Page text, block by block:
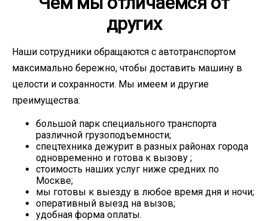
других
Наши сотрудники обращаются с автотранспортом
максимально бережно, чтобы доставить машину в
целости и сохранности. Мы имеем и другие
преимущества:
большой парк специального транспорта
различной грузоподъемности;
спецтехника дежурит в разных районах города
одновременно и готова к вызову ;
стоимость наших услуг ниже средних по
Москве;
мы готовы к выезду в любое время дня и ночи;
оперативный выезд на вызов;
удобная форма оплаты.